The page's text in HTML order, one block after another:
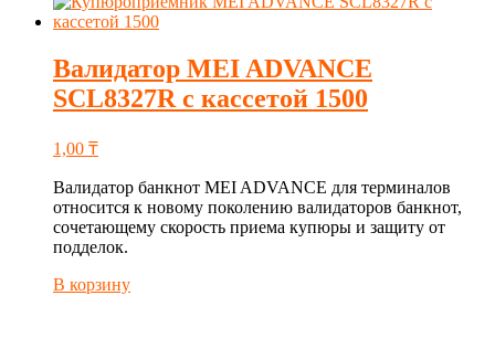
Валидатор MEI ADVANCE
SCL8327R с кассетой 1500
1,00 ₸
Валидатор банкнот MEI ADVANCE для терминалов
относится к новому поколению валидаторов банкнот,
сочетающему скорость приема купюры и защиту от
подделок.
В корзину